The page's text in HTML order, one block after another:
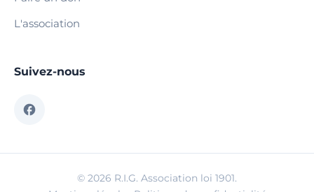
L'association
Suivez-nous
© 2026 R.I.G. Association loi 1901.